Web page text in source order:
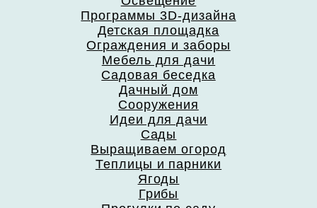
Программы 3D-дизайна
Детская площадка
Ограждения и заборы
Мебель для дачи
Садовая беседка
Дачный дом
Сооружения
Идеи для дачи
Сады
Выращиваем огород
Теплицы и парники
Ягоды
Грибы